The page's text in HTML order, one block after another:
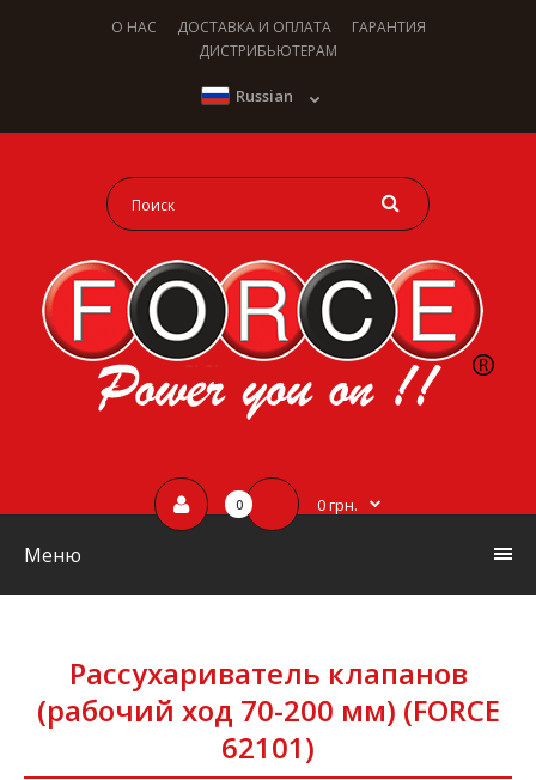
О НАС ДОСТАВКА И ОПЛАТА
ГАРАНТИЯ
ДИСТРИБЬЮТЕРАМ
Russian
0 0 грн.
Меню
Рассухариватель клапанов
(рабочий ход 70-200 мм) (FORCE
62101)